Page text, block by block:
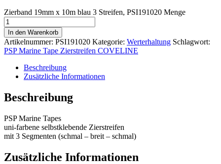
Zierband 19mm x 10m blau 3 Streifen, PSI191020 Menge
In den Warenkorb
Artikelnummer: PSI191020 Kategorie: Werterhaltung Schlagwort:
PSP Marine Tape Zierstreifen COVELINE
Beschreibung
Zusätzliche Informationen
Beschreibung
PSP Marine Tapes
uni-farbene selbstklebende Zierstreifen
mit 3 Segmenten (schmal – breit – schmal)
Zusätzliche Informationen